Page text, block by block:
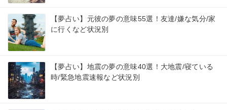
【夢占い】元彼の夢の意味55選！友達/嫌な気分/家
に行くなど状況別
【夢占い】地震の夢の意味40選！大地震/寝ている
時/緊急地震速報など状況別